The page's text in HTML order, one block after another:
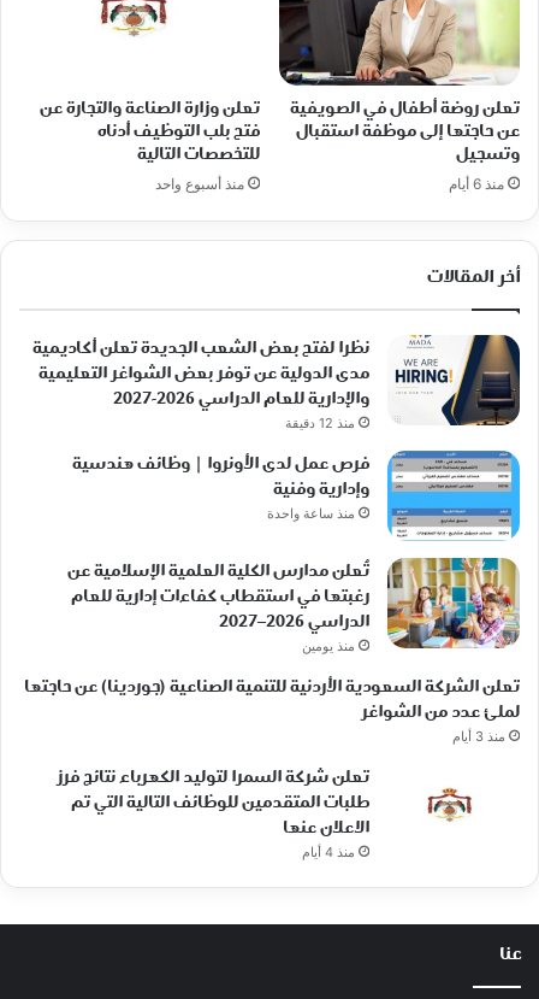
تعلن روضة أطفال في الصويفية
عن حاجتها إلى موظفة استقبال
وتسجيل
منذ 6 أيام
تعلن وزارة الصناعة والتجارة عن
فتح بلب التوظيف أدناه
للتخصصات التالية
منذ أسبوع واحد
أخر المقالات
نظرا لفتح بعض الشعب الجديدة تعلن أكاديمية
مدى الدولية عن توفر بعض الشواغر التعليمية
والإدارية للعام الدراسي 2026-2027
منذ 12 دقيقة
فرص عمل لدى الأونروا | وظائف هندسية
وإدارية وفنية
منذ ساعة واحدة
تُعلن مدارس الكلية العلمية الإسلامية عن
رغبتها في استقطاب كفاءات إدارية للعام
الدراسي 2026–2027
منذ يومين
تعلن الشركة السعودية الأردنية للتنمية الصناعية (جوردينا) عن حاجتها
لملئ عدد من الشواغر
منذ 3 أيام
تعلن شركة السمرا لتوليد الكهرباء نتائج فرز
طلبات المتقدمين للوظائف التالية التي تم
الاعلان عنها
منذ 4 أيام
عنا